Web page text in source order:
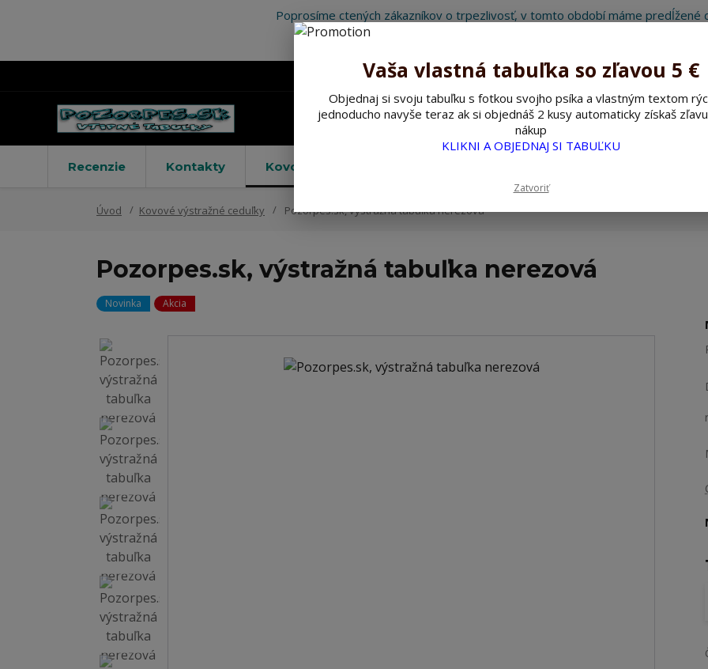
Poprosíme ctených zákazníkov o trpezlivosť, v tomto období máme predĺžené
Hľadať
Recenzie Kontakty Kovové výstražné ceduľky
Úvod Kovové výstražné ceduľky Pozorpes.sk, výstražná tabuľka nerezová
Pozorpes.sk, výstražná tabuľka nerezová
Novinka Akcia
Vaša vlastná tabuľka so zľavou 5 €
Objednaj si svoju tabuľku s fotkou svojho psíka a vlastným textom
jednoducho navyše teraz ak si objednáš 2 kusy automaticky získaš
nákup
KLIKNI A OBJEDNAJ SI TABUĽKU
Zatvoriť